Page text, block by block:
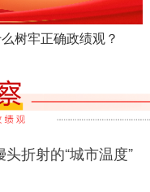
树牢正确政绩观？
折射的“城市温度”